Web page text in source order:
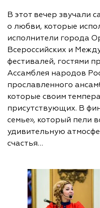
В этот вечер звучали
о любви, которые
исполнители города
Всероссийских и
фестивалей, гостями
Ассамблея народов
прославленного
которые своим
присутствующих. В
семье», который пели
удивительную
счастья…